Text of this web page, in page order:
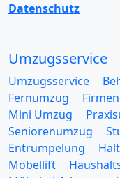
Datenschutz
Umzugsservice
Umzugsservice
Fernumzug
Mini Umzug
Seniorenumzug
Entrümpelung
Möbellift